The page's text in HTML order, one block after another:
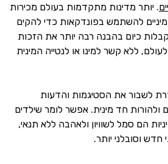
. יותר מדינות מתקדמות בעולם מכירות
מיניים להשתמש בפונדקאות כדי להקים
כיום בהבנה רבה יותר את הזכות
ללא קשר למינו או לנטייה המינית
לשבור את הסטיגמות והדעות
ולהורות חד מינית. אפשר לומר שילדים
הם סמל לשוויון ולאהבה ללא תנאי,
חדש וסובלני יותר.